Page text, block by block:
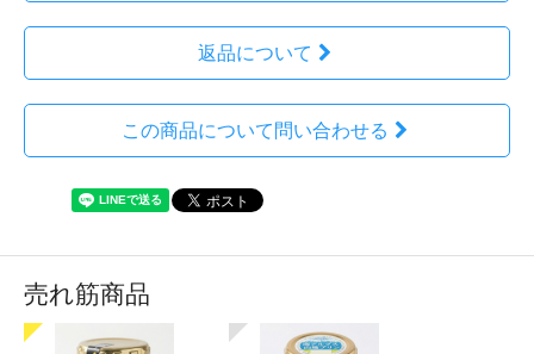
返品について
この商品について問い合わせる
売れ筋商品